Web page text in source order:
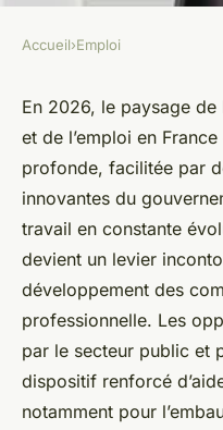
Formation
comment
meilleures
2026
Inès •23 février 2026•10
Accueil›Emploi
En 2026, le paysage
et de l’emploi en
profonde, facilitée par
innovantes du
travail en constante
devient un levier
développement des
professionnelle. Les
par le secteur public et
dispositif renforcé
notamment pour